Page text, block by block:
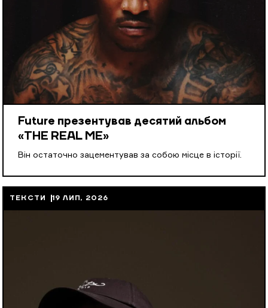
Future презентував десятий альбом
«THE REAL ME»
Він остаточно зацементував за собою місце в історії.
ТЕКСТИ 19 ЛИП, 2026